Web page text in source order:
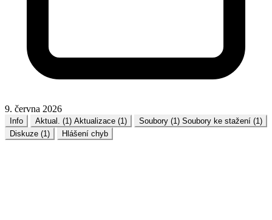
9. června 2026
Info Aktual. (1) Aktualizace (1) Soubory (1) Soubory ke stažení (1)
Diskuze (1)
Hlášení chyb